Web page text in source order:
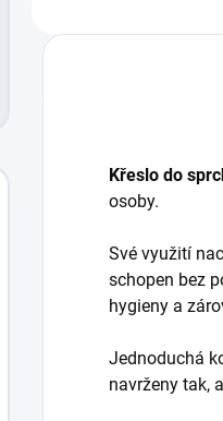
Křeslo do
osoby.
Své využití
schopen bez
hygieny a
Jednoduchá
navrženy tak,